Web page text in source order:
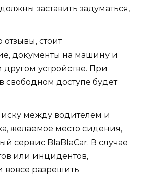
заставить задуматься,
стоит
документы на машину и
устройстве. При
доступе будет
между водителем и
желаемое место сидения,
сервис BlaBlaCar. В случае
или инцидентов,
вовсе разрешить